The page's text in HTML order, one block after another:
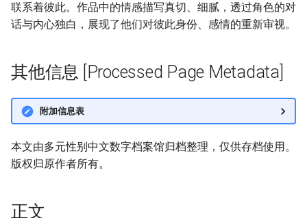
联系着彼此。作品中的情感描写真切、细腻，透过角色的对
话与内心独白，展现了他们对彼此身份、感情的重新审视。
其他信息 [Processed Page Metadata]
附加信息表
本文由多元性别中文数字档案馆归档整理，仅供存档使用。
版权归原作者所有。
正文